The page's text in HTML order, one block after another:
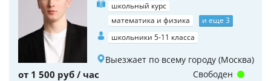
школьный курс
математика и физика
и еще 3
школьники 5-11 класса
Выезжает по всему городу (Москва)
от 1 500 руб / час Свободен